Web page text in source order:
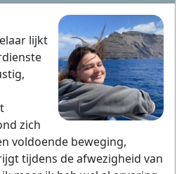
lijkt
zich
voldoende beweging,
tijdens de afwezigheid van